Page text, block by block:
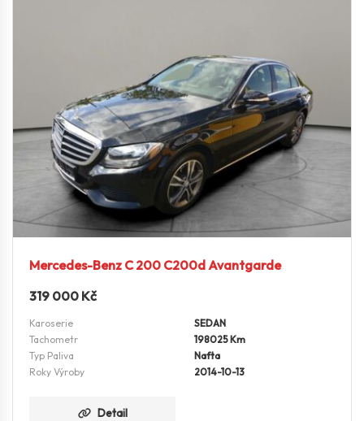
Mercedes-Benz C 200 C200d Avantgarde
319 000 Kč
Karoserie
SEDAN
Tachometr
198025 Km
Typ Paliva
Nafta
Roky Výroby
2014-10-13
Detail